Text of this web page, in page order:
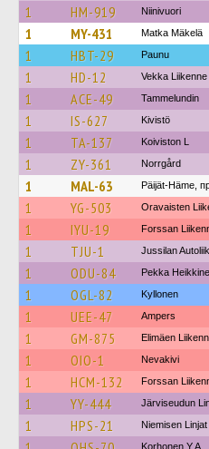
1 HM-919 Niinivuori
1 MY-431 Matka Mäkelä
1 HBT-29 Paunu
1 HD-12 Vekka Liikenne
1 ACE-49 Tammelundin
1 IS-627 Kivistö
1 TA-137 Koiviston L
1 ZY-361 Norrgård
1 MAL-63 Päijät-Häme,
1 YG-503 Oravaisten
1 IYU-19 Forssan
1 TJU-1 Jussilan
1 ODU-84 Pekka
1 OGL-82 Kyllonen
1 UEE-47 Ampers
1 GM-875 Elimäen
1 OIO-1 Nevakivi
1 HCM-132 Forssan
1 YY-444 Järviseudun
1 HPS-21 Niemisen Linjat
Korhonen Y A